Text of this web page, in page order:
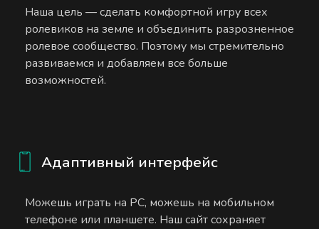
Наша цель — сделать комфортной игру всех
ролевиков на земле и объединить разрозненное
ролевое сообщество. Поэтому мы стремительно
развиваемся и добавляем все больше
возможностей.
Адаптивный интерфейс
Можешь играть на PC, можешь на мобильном
телефоне или планшете. Наш сайт сохраняет